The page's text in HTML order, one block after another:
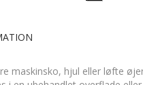
maskinsko, hjul eller løfte